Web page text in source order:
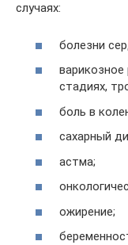
случаях:
болезни
варикозное
стадиях,
боль в
сахарный
астма;
ожирение;